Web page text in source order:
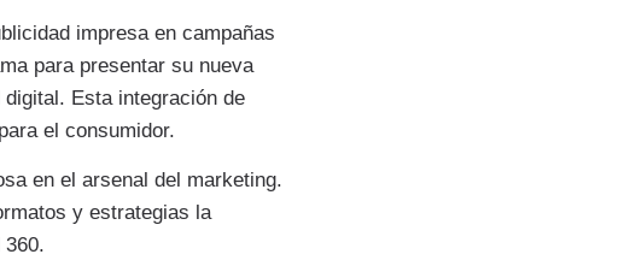
impresa en campañas
para presentar su nueva
Esta integración de
el consumidor.
en el arsenal del marketing.
y estrategias la